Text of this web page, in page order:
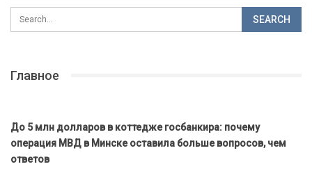
Главное
До 5 млн долларов в коттедже госбанкира: почему
операция МВД в Минске оставила больше вопросов, чем
ответов